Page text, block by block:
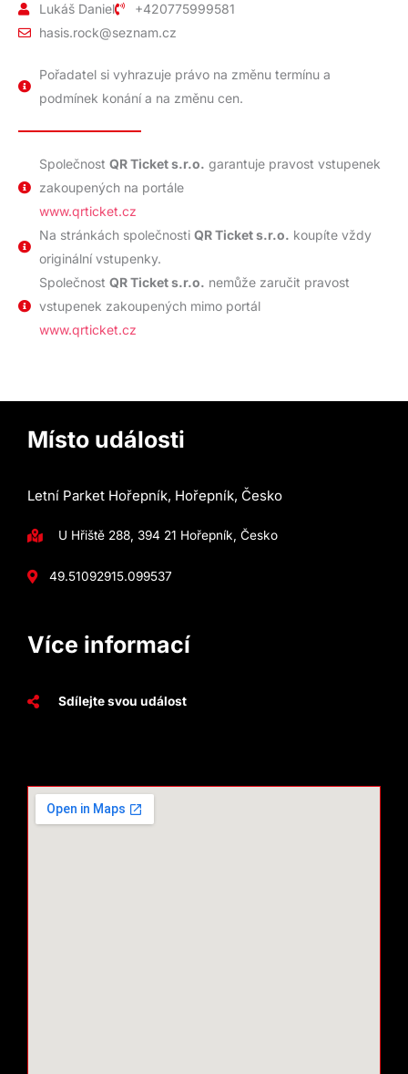
Lukáš Daniel
+420775999581
hasis.rock@seznam.cz
Pořadatel si vyhrazuje právo na změnu termínu a
podmínek konání a na změnu cen.
Společnost QR Ticket s.r.o. garantuje pravost vstupenek
zakoupených na portále
www.qrticket.cz
Na stránkách společnosti QR Ticket s.r.o. koupíte vždy
originální vstupenky.
Společnost QR Ticket s.r.o. nemůže zaručit pravost
vstupenek zakoupených mimo portál
www.qrticket.cz
Místo události
Letní Parket Hořepník, Hořepník, Česko
U Hřiště 288, 394 21 Hořepník, Česko
49.51092915.099537
Více informací
Sdílejte svou událost